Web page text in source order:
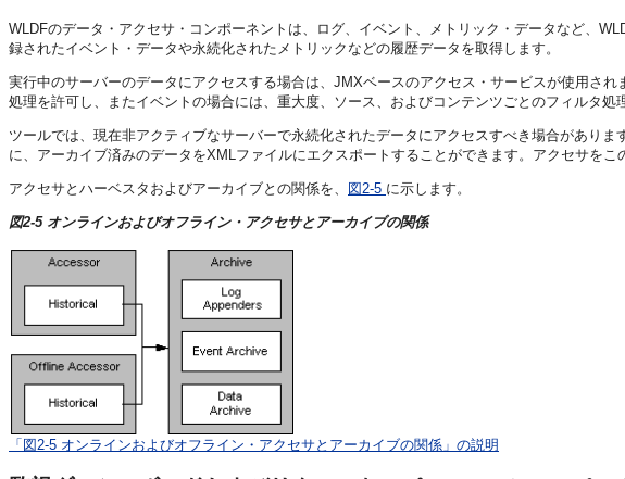
WLDFのデータ・アクセサ・コンポーネントは、ログ、イベント、メトリック・データなど、
録されたイベント・データや永続化されたメトリックなどの履歴データを取得します。
実行中のサーバーのデータにアクセスする場合は、JMXベースのアクセス・サービスが使用さ
処理を許可し、またイベントの場合には、重大度、ソース、およびコンテンツごとのフィルタ処
ツールでは、現在非アクティブなサーバーで永続化されたデータにアクセスすべき場合があり
に、アーカイブ済みのデータをXMLファイルにエクスポートすることができます。アクセサを
アクセサとハーベスタおよびアーカイブとの関係を、 図2-5 に示します。
図2-5 オンラインおよびオフライン・アクセサとアーカイブの関係
「図2-5 オンラインおよびオフライン・アクセサとアーカイブの関係」の説明